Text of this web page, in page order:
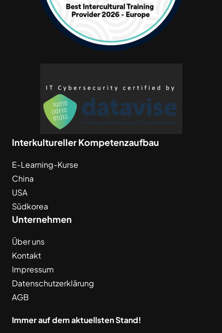
Interkultureller Kompetenzaufbau
E-Learning-Kurse
China
USA
Südkorea
Unternehmen
Über uns
Kontakt
Impressum
Datenschutzerklärung
AGB
Immer auf dem aktuellsten Stand!